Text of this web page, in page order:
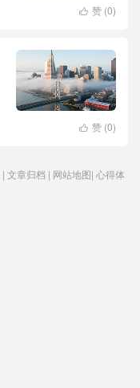
 赞 (0)
 赞 (0)
| 文章归档 | 网站地图| 心得体